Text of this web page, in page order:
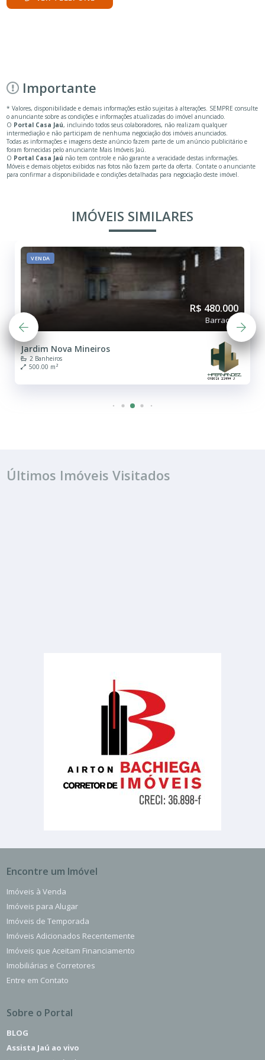
Importante
* Valores, disponibilidade e demais informações estão sujeitas à alterações. SEMPRE consulte
o anunciante sobre as condições e informações atualizadas do imóvel anunciado.
O Portal Casa Jaú, incluindo todos seus colaboradores, não realizam qualquer
intermediação e não participam de nenhuma negociação dos imóveis anunciados.
Todas as informações e imagens deste anúncio fazem parte de um anúncio publicitário e
foram fornecidas pelo anunciante Mais Imóveis Jaú.
O Portal Casa Jaú não tem controle e não garante a veracidade destas informações.
Móveis e demais objetos exibidos nas fotos não fazem parte da oferta. Contate o anunciante
para confirmar a disponibilidade e condições detalhadas para negociação deste imóvel.
IMÓVEIS SIMILARES
VENDA
R$ 480.000
Barracão
Jardim Nova Mineiros
2 Banheiros
500.00 m²
Últimos Imóveis Visitados
Encontre um Imóvel
Imóveis à Venda
Imóveis para Alugar
Imóveis de Temporada
Imóveis Adicionados Recentemente
Imóveis que Aceitam Financiamento
Imobiliárias e Corretores
Entre em Contato
Sobre o Portal
BLOG
Assista Jaú ao vivo